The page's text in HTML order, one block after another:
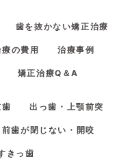
歯を抜かない矯正治療
療の費用 治療事例
矯正治療Q＆A
歯 出っ歯・上顎前突
前歯が閉じない・開咬
きっ歯